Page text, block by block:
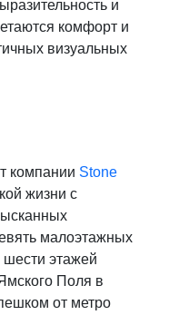
и
комфорт и
визуальных
компании Stone
жизни с
малоэтажных
шести этажей
Поля в
от метро